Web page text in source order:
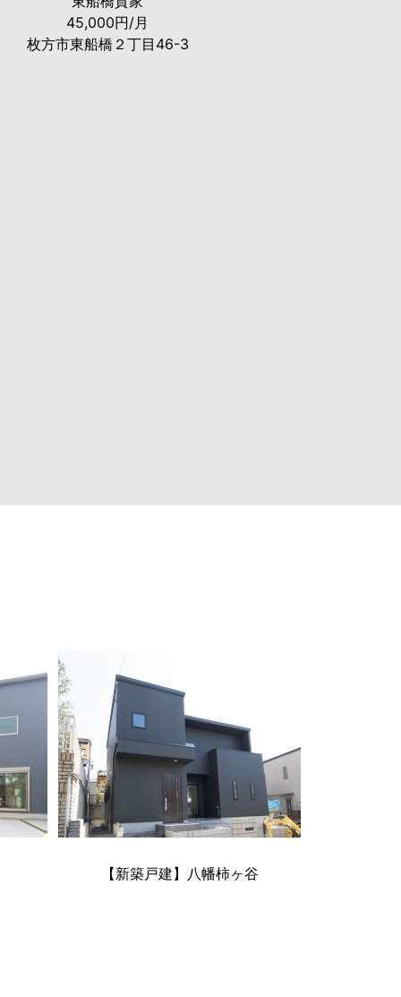
45,000円/月
枚方市東船橋２丁目46-3
【新築戸建】八幡柿ヶ谷